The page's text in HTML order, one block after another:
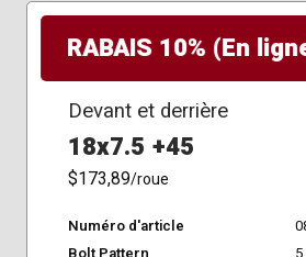
RABAIS 10% (En
Devant et derrière
18x7.5 +45
$173,89/roue
Numéro d'article